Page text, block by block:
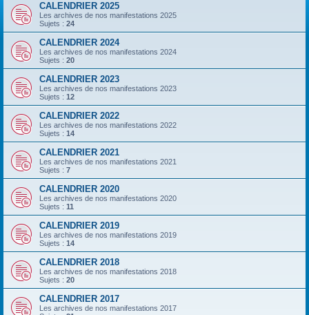
CALENDRIER 2025
Les archives de nos manifestations 2025
Sujets : 24
CALENDRIER 2024
Les archives de nos manifestations 2024
Sujets : 20
CALENDRIER 2023
Les archives de nos manifestations 2023
Sujets : 12
CALENDRIER 2022
Les archives de nos manifestations 2022
Sujets : 14
CALENDRIER 2021
Les archives de nos manifestations 2021
Sujets : 7
CALENDRIER 2020
Les archives de nos manifestations 2020
Sujets : 11
CALENDRIER 2019
Les archives de nos manifestations 2019
Sujets : 14
CALENDRIER 2018
Les archives de nos manifestations 2018
Sujets : 20
CALENDRIER 2017
Les archives de nos manifestations 2017